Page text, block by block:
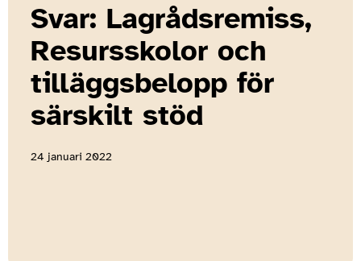
Svar: Lagrådsremiss,
Resursskolor och
tilläggsbelopp för
särskilt stöd
24 januari 2022